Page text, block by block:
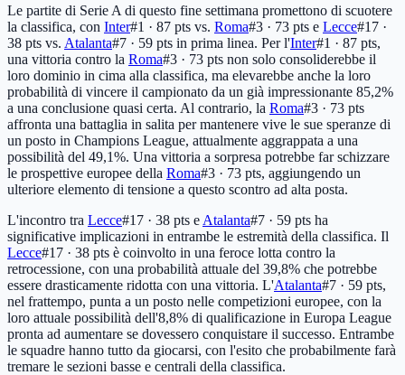
Le partite di Serie A di questo fine settimana promettono di scuotere
la classifica, con Inter#1 · 87 pts vs. Roma#3 · 73 pts e Lecce#17 ·
38 pts vs. Atalanta#7 · 59 pts in prima linea. Per l'Inter#1 · 87 pts,
una vittoria contro la Roma#3 · 73 pts non solo consoliderebbe il
loro dominio in cima alla classifica, ma elevarebbe anche la loro
probabilità di vincere il campionato da un già impressionante 85,2%
a una conclusione quasi certa. Al contrario, la Roma#3 · 73 pts
affronta una battaglia in salita per mantenere vive le sue speranze di
un posto in Champions League, attualmente aggrappata a una
possibilità del 49,1%. Una vittoria a sorpresa potrebbe far schizzare
le prospettive europee della Roma#3 · 73 pts, aggiungendo un
ulteriore elemento di tensione a questo scontro ad alta posta.
L'incontro tra Lecce#17 · 38 pts e Atalanta#7 · 59 pts ha
significative implicazioni in entrambe le estremità della classifica. Il
Lecce#17 · 38 pts è coinvolto in una feroce lotta contro la
retrocessione, con una probabilità attuale del 39,8% che potrebbe
essere drasticamente ridotta con una vittoria. L'Atalanta#7 · 59 pts,
nel frattempo, punta a un posto nelle competizioni europee, con la
loro attuale possibilità dell'8,8% di qualificazione in Europa League
pronta ad aumentare se dovessero conquistare il successo. Entrambe
le squadre hanno tutto da giocarsi, con l'esito che probabilmente farà
tremare le sezioni basse e centrali della classifica.